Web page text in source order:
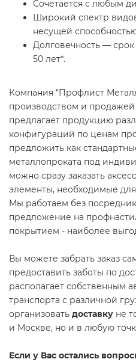
Сочетается с любым
Широкий спектр
несущей
Долговечность —
50 лет*.
Компания "Профлист
производством и
предлагает продукцию
конфигураций по ценам
предложить как
металлопроката под
можно сразу заказать
элементы, необходимые
Мы работаем без
предложение на
покрытием - наиболее
Вы можете забрать заказ
предоставить заботы по
располагает собственным
транспорта с различной
организовать доставку не
и Москве, но и в любую
Если у Вас остались